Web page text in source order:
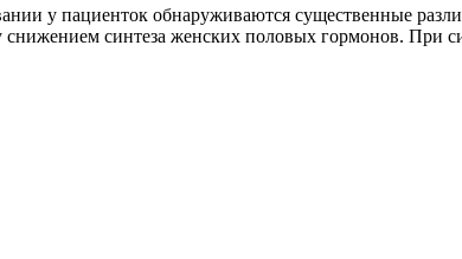
у пациенток обнаруживаются существенные
синтеза женских половых гормонов. При